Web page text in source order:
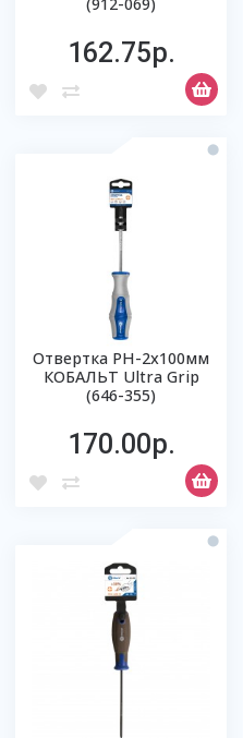
162.75р.
Отвертка PH-2х100мм
КОБАЛЬТ Ultra Grip
(646-355)
170.00р.